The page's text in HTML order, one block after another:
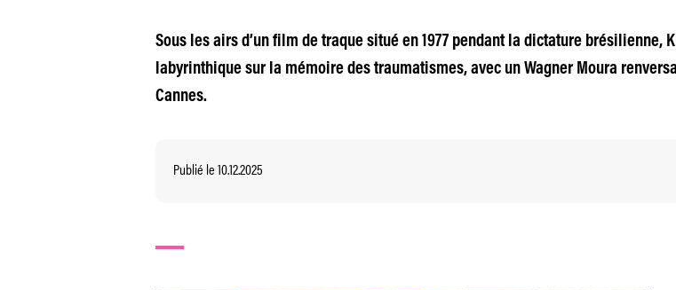
Sous les airs d’un film de traque situé en 1977 pendant la dictature
labyrinthique sur la mémoire des traumatismes, avec un Wagner Moura
Cannes.
Publié le 10.12.2025